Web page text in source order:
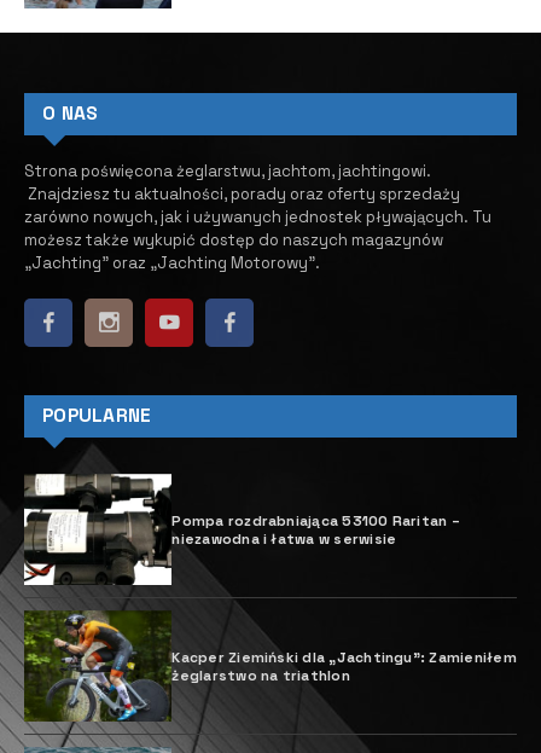
O NAS
Strona poświęcona żeglarstwu, jachtom, jachtingowi.
Znajdziesz tu aktualności, porady oraz oferty sprzedaży
zarówno nowych, jak i używanych jednostek pływających. ​ Tu
możesz także wykupić dostęp do naszych magazynów
„Jachting” oraz „Jachting Motorowy”.
POPULARNE
Pompa rozdrabniająca 53100 Raritan –
niezawodna i łatwa w serwisie
Kacper Ziemiński dla „Jachtingu”: Zamieniłem
żeglarstwo na triathlon